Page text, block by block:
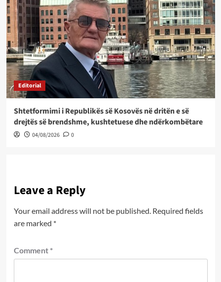
Editorial
Shtetformimi i Republikës së Kosovës në dritën e së
drejtës së brendshme, kushtetuese dhe ndërkombëtare
04/08/2026 0
Leave a Reply
Your email address will not be published. Required fields
are marked *
Comment *